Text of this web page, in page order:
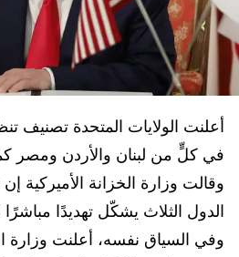
أعلنت الولايات المتحدة تصنيف
في كلٍّ من لبنان والأردن ومصر
وقالت وزارة الخزانة الأميركية
الدول الثلاث يشكّل تهديدًا
وفي السياق نفسه، أعلنت وزارة